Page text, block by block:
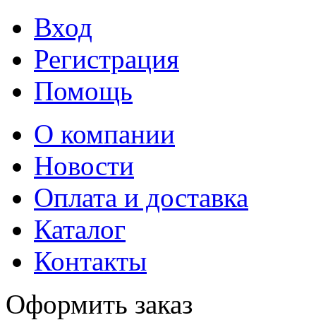
Вход
Регистрация
Помощь
О компании
Новости
Оплата и доставка
Каталог
Контакты
Оформить заказ